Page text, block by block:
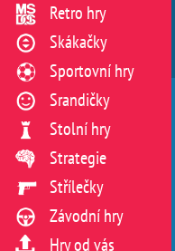
Retro hry
Skákačky
Sportovní hry
Srandičky
Stolní hry
Strategie
Střílečky
Závodní hry
Hry od vás